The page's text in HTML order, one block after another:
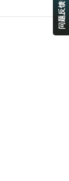
问题反馈